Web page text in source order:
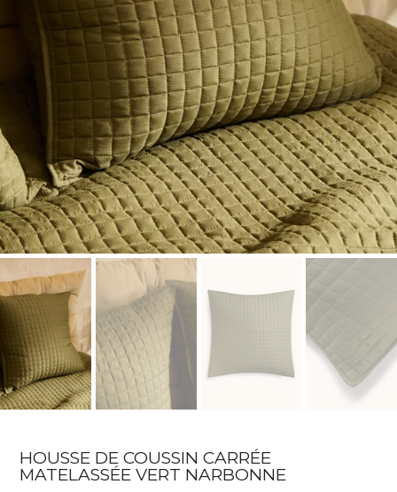
HOUSSE DE COUSSIN CARRÉE
MATELASSÉE VERT NARBONNE